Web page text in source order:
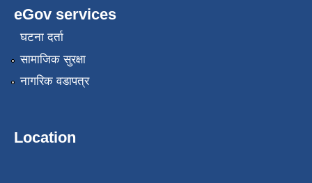
eGov services
घटना दर्ता
सामाजिक सुरक्षा
नागरिक वडापत्र
Location